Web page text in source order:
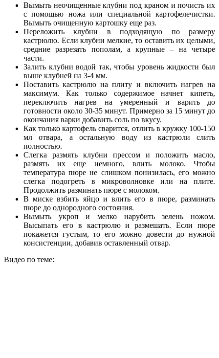
Вымыть неочищенные клубни под краном и почисть их
с помощью ножа или специальной картофелечистки.
Вымыть очищенную картошку еще раз.
Переложить клубни в подходящую по размеру
кастрюлю. Если клубни мелкие, то оставить их целыми,
средние разрезать пополам, а крупные – на четыре
части.
Залить клубни водой так, чтобы уровень жидкости был
выше клубней на 3-4 мм.
Поставить кастрюлю на плиту и включить нагрев на
максимум. Как только содержимое начнет кипеть,
переключить нагрев на умеренный и варить до
готовности около 30-35 минут. Примерно за 15 минут до
окончания варки добавить соль по вкусу.
Как только картофель сварится, отлить в кружку 100-150
мл отвара, а остальную воду из кастрюли слить
полностью.
Слегка размять клубни прессом и положить масло,
размять их еще немного, влить молоко. Чтобы
температура пюре не слишком понизилась, его можно
слегка подогреть в микроволновке или на плите.
Продолжить разминать пюре с молоком.
В миске взбить яйцо и влить его в пюре, разминать
пюре до однородного состояния.
Вымыть укроп и мелко нарубить зелень ножом.
Высыпать его в кастрюлю и размешать. Если пюре
покажется густым, то его можно довести до нужной
консистенции, добавив оставленный отвар.
Видео по теме: